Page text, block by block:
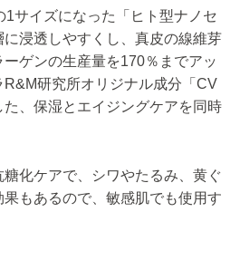
サイズになった「ヒト型ナノセ
浸透しやすくし、真皮の線維芽
ゲンの生産量を170％までアッ
研究所オリジナル成分「CV
、保湿とエイジングケアを同時
化ケアで、シワやたるみ、黄ぐ
もあるので、敏感肌でも使用す